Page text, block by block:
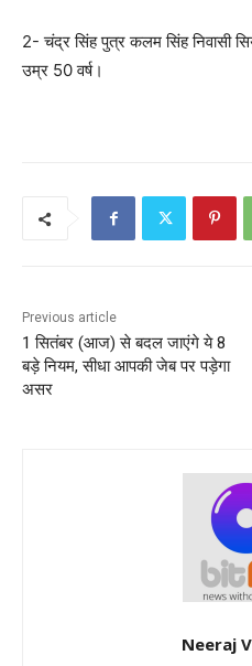
2- चंद्र सिंह पुत्र कलम सिंह निवासी
उम्र 50 वर्ष।
Previous article
1 सितंबर (आज) से बदल जाएंगे ये 8
बड़े नियम, सीधा आपकी जेब पर पड़ेगा
असर
Neeraj